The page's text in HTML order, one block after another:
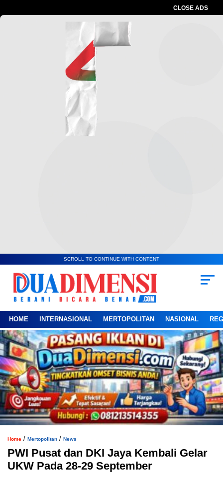
CLOSE ADS
SCROLL TO CONTINUE WITH CONTENT
HOME INTERNASIONAL MERTOPOLITAN NASIONAL
Home / Mertopolitan / News
PWI Pusat dan DKI Jaya Kembali Gelar
UKW Pada 28-29 September
Advertesment